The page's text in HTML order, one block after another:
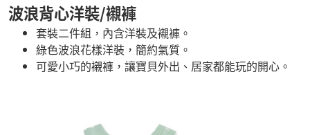
波浪背心洋裝/襯褲
套裝二件組，內含洋裝及襯褲。
綠色波浪花樣洋裝，簡約氣質。
可愛小巧的襯褲，讓寶貝外出、居家都能玩的開心。